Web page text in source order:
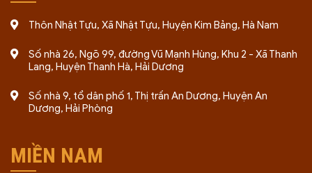
Thôn Nhật Tựu, Xã Nhật Tựu, Huyện Kim Bảng, Hà Nam
Số nhà 26, Ngõ 99, đường Vũ Mạnh Hùng, Khu 2 - Xã Thanh
Lang, Huyện Thanh Hà, Hải Dương
Số nhà 9, tổ dân phố 1, Thị trấn An Dương, Huyện An
Dương, Hải Phòng
MIỀN NAM